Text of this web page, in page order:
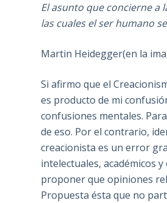
El asunto que concierne a
las cuales el ser humano
Martin Heidegger(en la
Si afirmo que el
es producto de mi
confusiones mentales.
de eso. Por el contrario,
creacionista es un error
intelectuales, académicos
proponer que opiniones
Propuesta ésta que no